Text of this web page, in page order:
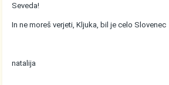
Seveda!
In ne moreš verjeti, Kljuka, bil je celo Slovenec
natalija